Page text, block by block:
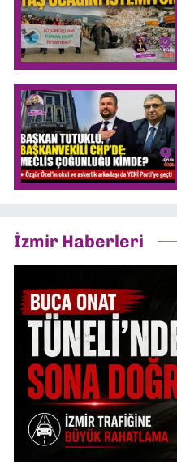
İzmir Haberleri